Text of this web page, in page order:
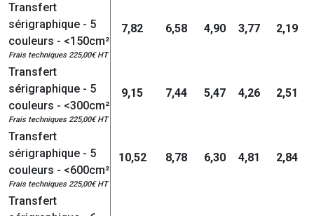
Transfert
sérigraphique - 5
couleurs - <150cm²
Frais techniques 225,00€ HT
7,82 6,58 4,90 3,77 2,19
Transfert
sérigraphique - 5
couleurs - <300cm²
Frais techniques 225,00€ HT
9,15 7,44 5,47 4,26 2,51
Transfert
sérigraphique - 5
couleurs - <600cm²
Frais techniques 225,00€ HT
10,52 8,78 6,30 4,81 2,84
Transfert